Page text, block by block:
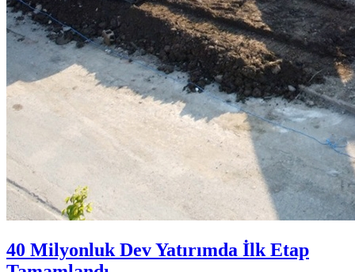
40 Milyonluk Dev Yatırımda İlk Etap